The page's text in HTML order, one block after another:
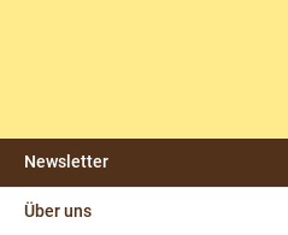
Newsletter
Über uns